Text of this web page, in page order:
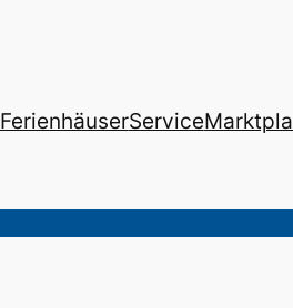
FerienhäuserService